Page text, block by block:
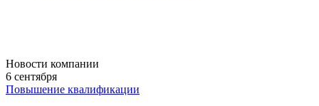
Новости компании
6 сентября
Повышение квалификации